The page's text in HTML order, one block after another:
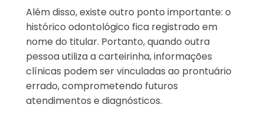
Além disso, existe outro ponto importante: o
histórico odontológico fica registrado em
nome do titular. Portanto, quando outra
pessoa utiliza a carteirinha, informações
clínicas podem ser vinculadas ao prontuário
errado, comprometendo futuros
atendimentos e diagnósticos.